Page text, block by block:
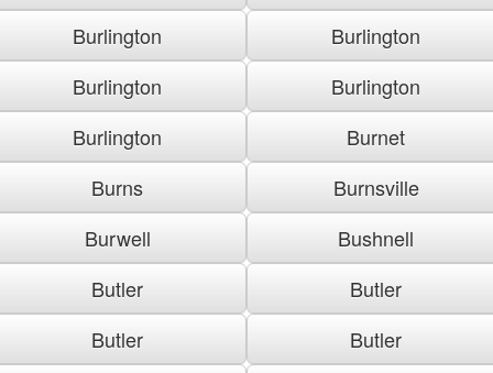
Burlington
Burlington
Burlington
Burlington
Burlington
Burnet
Burns
Burnsville
Burwell
Bushnell
Butler
Butler
Butler
Butler